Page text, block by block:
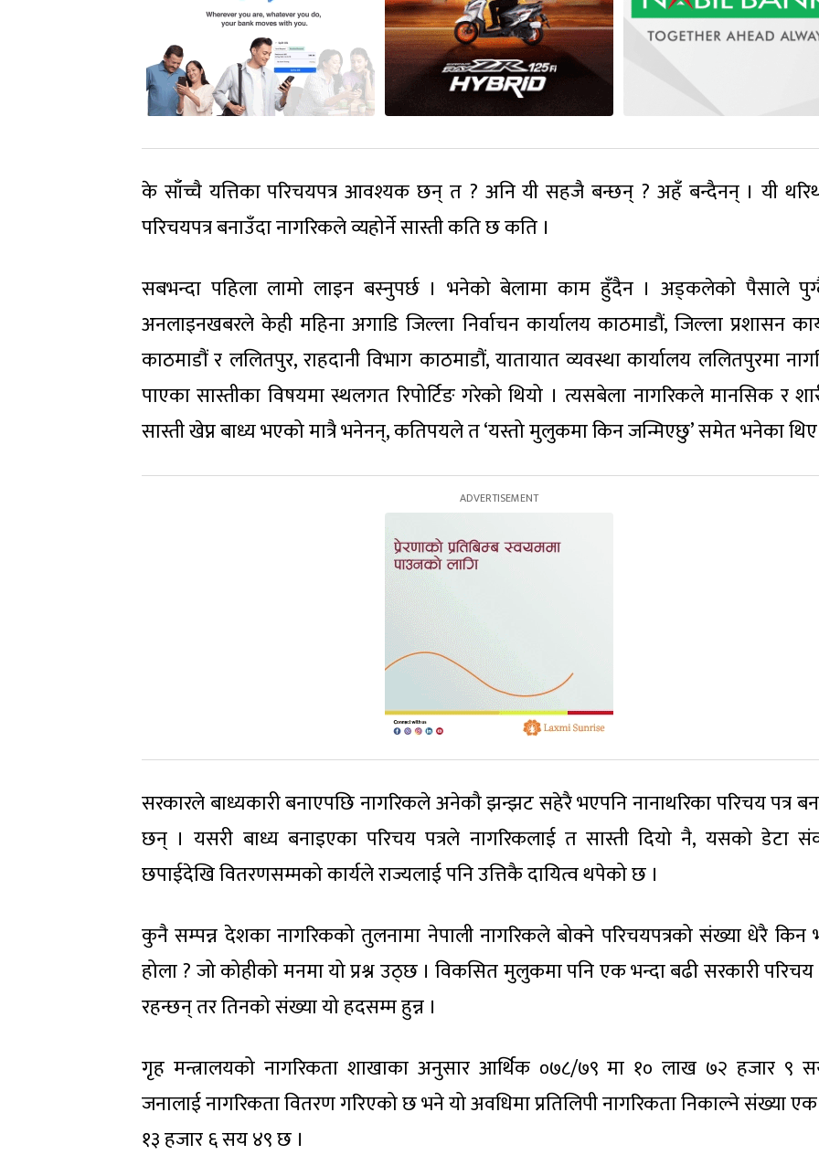
के साँच्चै यत्तिका परिचयपत्र आवश्यक छन् त ? अनि यी सहजै बन्छन् ? अहँ बन्दैनन् । यी
परिचयपत्र बनाउँदा नागरिकले व्यहोर्ने सास्ती कति छ कति ।
सबभन्दा पहिला लामो लाइन बस्नुपर्छ । भनेको बेलामा काम हुँदैन । अड्कलेको पैसाले
अनलाइनखबरले केही महिना अगाडि जिल्ला निर्वाचन कार्यालय काठमाडौं, जिल्ला प्रशासन
काठमाडौं र ललितपुर, राहदानी विभाग काठमाडौं, यातायात व्यवस्था कार्यालय ललितपुरमा
पाएका सास्तीका विषयमा स्थलगत रिपोर्टिङ गरेको थियो । त्यसबेला नागरिकले मानसिक र
सास्ती खेप्न बाध्य भएको मात्रै भनेनन्, कतिपयले त ‘यस्तो मुलुकमा किन जन्मिएछु’ समेत भनेका
सरकारले बाध्यकारी बनाएपछि नागरिकले अनेकौ झन्झट सहेरै भएपनि नानाथरिका परिचय पत्र
छन् । यसरी बाध्य बनाइएका परिचय पत्रले नागरिकलाई त सास्ती दियो नै, यसको डेटा
छपाईदेखि वितरणसम्मको कार्यले राज्यलाई पनि उत्तिकै दायित्व थपेको छ ।
कुनै सम्पन्न देशका नागरिकको तुलनामा नेपाली नागरिकले बोक्ने परिचयपत्रको संख्या धेरै किन
होला ? जो कोहीको मनमा यो प्रश्न उठ्छ । विकसित मुलुकमा पनि एक भन्दा बढी सरकारी परिचय
रहन्छन् तर तिनको संख्या यो हदसम्म हुन्न ।
गृह मन्त्रालयको नागरिकता शाखाका अनुसार आर्थिक ०७८/७९ मा १० लाख ७२ हजार ९
जनालाई नागरिकता वितरण गरिएको छ भने यो अवधिमा प्रतिलिपी नागरिकता निकाल्ने संख्या
१३ हजार ६ सय ४९ छ ।